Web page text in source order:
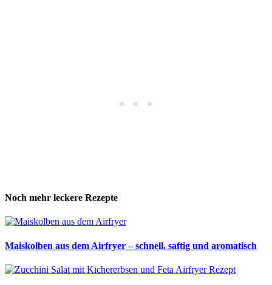
Noch mehr leckere Rezepte
Maiskolben aus dem Airfryer – schnell, saftig und aromatisch